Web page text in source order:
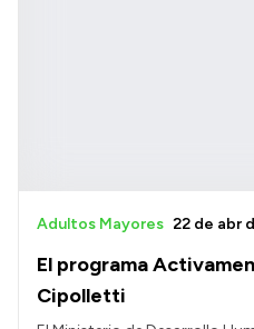
El programa
Cipolletti
Adultos Mayores 22 de abr